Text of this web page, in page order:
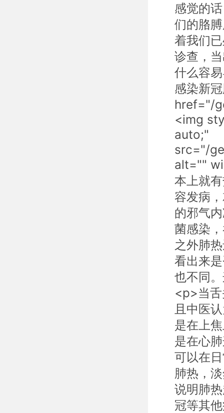
感觉的
们的胳
着我们
诊查，
什么容
感染新
href="/
<img
auto;"
src="/
alt=""
本上就
容发病
的邪气
菌感染
之外肺
看出来
也不同
<p>当
且中医
是在上
是在心
可以在
肺热，
说明肺
冠等其